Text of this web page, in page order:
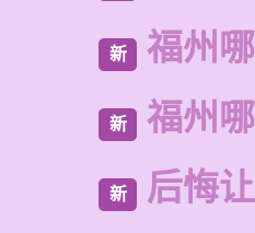
新 福州
新 福州
新 后悔